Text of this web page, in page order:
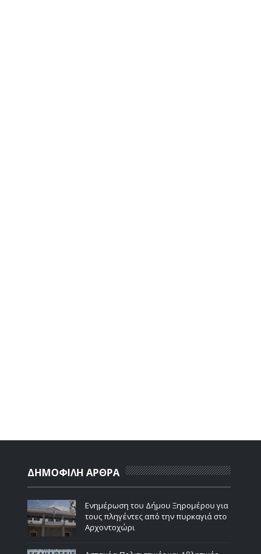
ΔΗΜΟΦΙΛΗ ΑΡΘΡΑ
Ενημέρωση του Δήμου Ξηρομέρου για
τους πληγέντες από την πυρκαγιά στο
Αρχοντοχώρι